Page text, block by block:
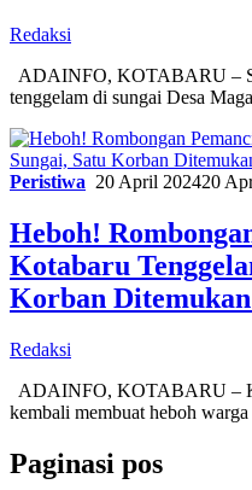
Redaksi
ADAINFO, KOTABARU –
tenggelam di sungai Desa
Peristiwa 20 April 202420
Heboh!
Kotabaru
Korban Ditemukan
Redaksi
ADAINFO, KOTABARU –
kembali membuat heboh
Paginasi pos